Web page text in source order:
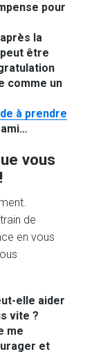
pour
la
être
comme un
à prendre
vous
de
en vous
elle aider
vite ?
me
et